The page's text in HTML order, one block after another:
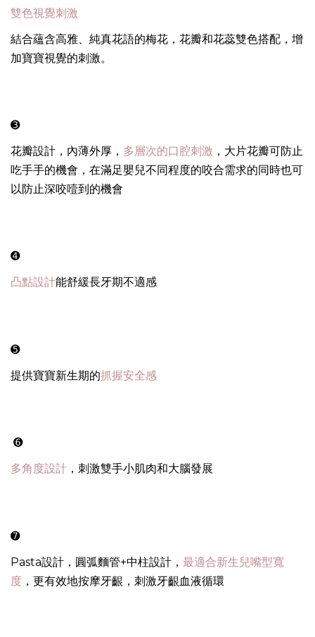
雙色視覺刺激
結合蘊含高雅、純真花語的梅花，花瓣和花蕊雙色搭配，增
加寶寶視覺的刺激。
➌
花瓣設計，內薄外厚， 多層次的口腔刺激 ，大片花瓣可防止
吃手手的機會，在滿足嬰兒不同程度的咬合需求的同時也可
以防止深咬噎到的機會
➍
凸點設計能舒緩長牙期不適感
➎
提供寶寶新生期的抓握安全感
➏
多角度設計 ，刺激雙手小肌肉和大腦發展
➐
Pasta設計，圓弧麵管+中柱設計， 最適合新生兒嘴型寬
度 ，更有效地按摩牙齦，刺激牙齦血液循環